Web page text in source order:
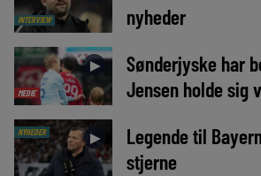
INTERVIEW
nyheder
MEDIE
►
Sønderjyske har
Jensen holde sig
NYHEDER ►
Legende til
stjerne